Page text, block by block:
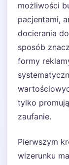
możliwości
pacjentami,
docierania
sposób
formy
tylko
zaufanie.
Pierwszym
wizerunku